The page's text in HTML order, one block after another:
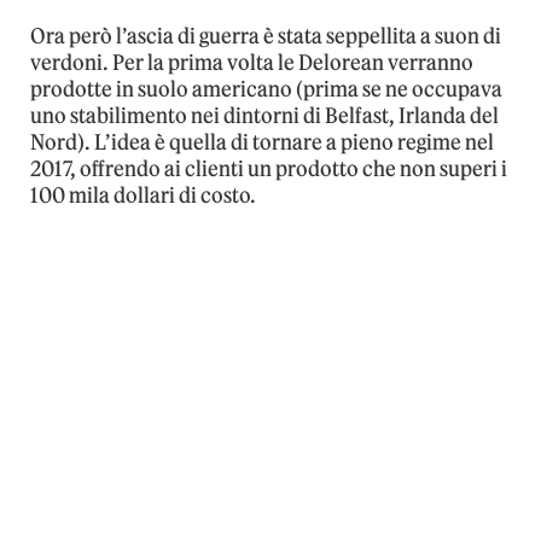
Ora però l’ascia di guerra è stata seppellita a suon di
verdoni. Per la prima volta le Delorean verranno
prodotte in suolo americano (prima se ne occupava
uno stabilimento nei dintorni di Belfast, Irlanda del
Nord). L’idea è quella di tornare a pieno regime nel
2017, offrendo ai clienti un prodotto che non superi i
100 mila dollari di costo.